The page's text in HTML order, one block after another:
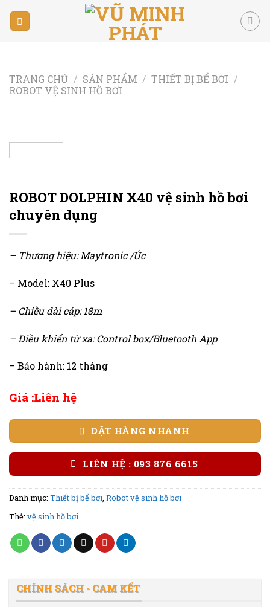
TRANG CHỦ / SẢN PHẨM / THIẾT BỊ BỂ BƠI /
ROBOT VỆ SINH HỒ BƠI
ROBOT DOLPHIN X40 vệ sinh hồ bơi
chuyên dụng
– Thương hiệu: Maytronic /Úc
– Model: X40 Plus
– Chiều dài cáp: 18m
– Điều khiển từ xa: Control box/Bluetooth App
– Bảo hành: 12 tháng
Giá :Liên hệ
ĐẶT HÀNG NHANH
LIÊN HỆ : 093 876 6615
Danh mục: Thiết bị bể bơi, Robot vệ sinh hồ bơi
Thẻ: vệ sinh hồ bơi
CHÍNH SÁCH - CAM KẾT